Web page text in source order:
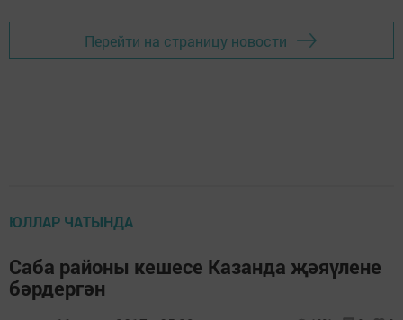
Перейти на страницу новости
ЮЛЛАР ЧАТЫНДА
Саба районы кешесе Казанда җәяүлене
бәрдергән